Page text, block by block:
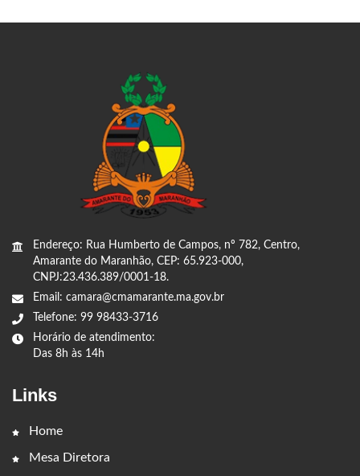
Endereço: Rua Humberto de Campos, nº 782, Centro,
Amarante do Maranhão, CEP: 65.923-000,
CNPJ:23.436.389/0001-18.
Email: camara@cmamarante.ma.gov.br
Telefone: 99 98433-3716
Horário de atendimento:
Das 8h às 14h
Links
Home
Mesa Diretora